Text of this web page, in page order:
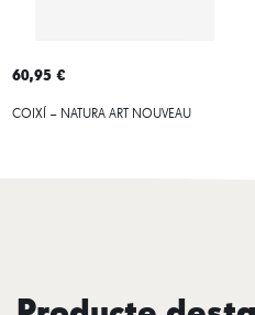
60,95 €
COIXÍ – NATURA ART NOUVEAU